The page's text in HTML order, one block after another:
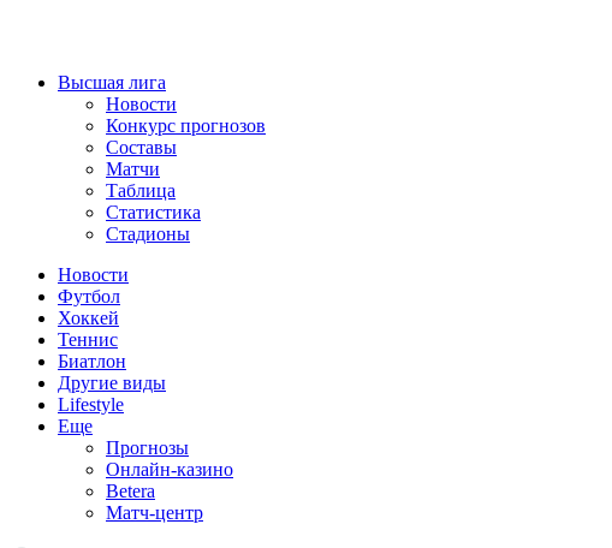
Высшая лига
Новости
Конкурс прогнозов
Составы
Матчи
Таблица
Статистика
Стадионы
Новости
Футбол
Хоккей
Теннис
Биатлон
Другие виды
Lifestyle
Еще
Прогнозы
Онлайн-казино
Betera
Матч-центр